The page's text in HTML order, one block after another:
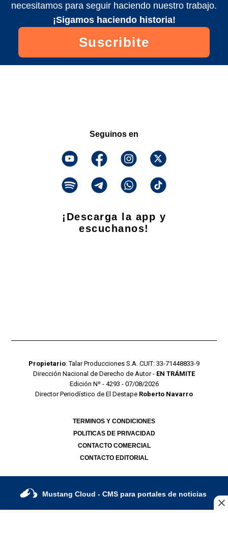
necesitamos para seguir haciendo nuestro trabajo.
¡Sigamos haciendo historia!
Suscribite
Seguinos en
¡Descarga la app y
escuchanos!
Propietario: Talar Producciones S.A. CUIT: 33-71448833-9
Dirección Nacional de Derecho de Autor - EN TRÁMITE
Edición Nº - 4293 - 07/08/2026
Director Periodístico de El Destape Roberto Navarro
TERMINOS Y CONDICIONES
POLITICAS DE PRIVACIDAD
CONTACTO COMERCIAL
CONTACTO EDITORIAL
Mustang Cloud - CMS para portales de noticias